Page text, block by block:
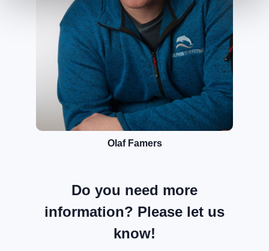
Olaf Famers
Do you need more
information? Please let us
know!